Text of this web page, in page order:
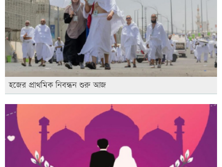
হজের প্রাথমিক নিবন্ধন শুরু আজ